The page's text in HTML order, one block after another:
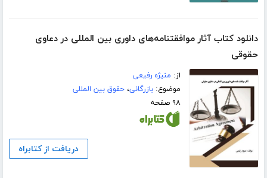
دانلود کتاب آثار موافقتنامه‌های داوری بین المللی در دعاوی
حقوقی
از: منیژه رفیعی
موضوع:بازرگانی،حقوق بین المللی
۹۸ صفحه
دریافت از کتابراه